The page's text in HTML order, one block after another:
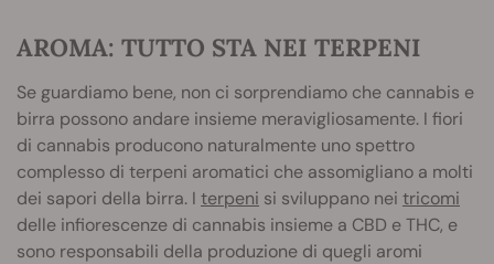
AROMA: TUTTO STA NEI TERPENI
Se guardiamo bene, non ci sorprendiamo che cannabis e
birra possono andare insieme meravigliosamente. I fiori
di cannabis producono naturalmente uno spettro
complesso di terpeni aromatici che assomigliano a molti
dei sapori della birra. I terpeni si sviluppano nei tricomi
delle infiorescenze di cannabis insieme a CBD e THC, e
sono responsabili della produzione di quegli aromi